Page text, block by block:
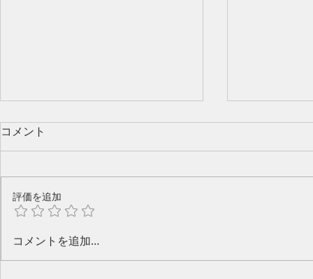
コメント
評価を追加
コメントを追加…